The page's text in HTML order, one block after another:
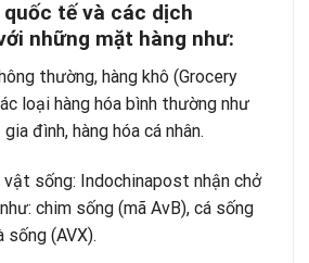
tế và các dịch
những mặt hàng như:
thường, hàng khô (Grocery
loại hàng hóa bình thường như
đình, hàng hóa cá nhân.
sống: Indochinapost nhận chở
chim sống (mã AvB), cá sống
sống (AVX).